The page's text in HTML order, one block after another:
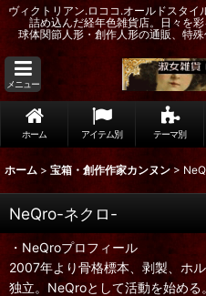
ヴィクトリアン.ロココ.オールドスタ
詰め込んだ経年色雑貨店。日々を
球体関節人形・創作人形の通販、特
メニュー
ホーム アイテム別 テーマ別
ホーム > 宝箱・創作作家カンヌン >
NeQro-ネクロ-
・NeQroプロフィール
2007年より骨格標本、剥製、ホ
独立。NeQroとして活動を始める。